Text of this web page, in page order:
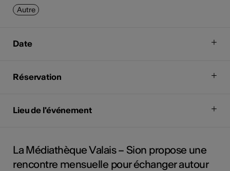
Autre
Date
Réservation
Lieu de l'événement
La Médiathèque Valais – Sion propose une
rencontre mensuelle pour échanger autour